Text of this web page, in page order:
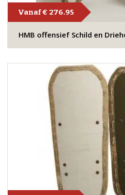
Vanaf € 276.95
HMB offensief Schild en